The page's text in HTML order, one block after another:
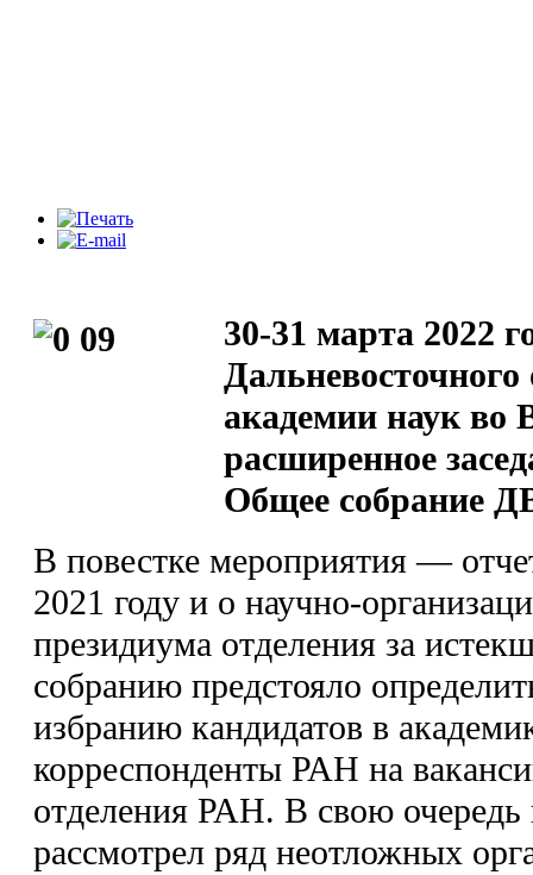
30-31 марта 2022
Дальневосточного
академии наук во
расширенное
Общее собрание
В повестке мероприятия —
2021 году и о научно-
президиума отделения за
собранию предстояло
избранию кандидатов в
корреспонденты РАН на
отделения РАН. В свою
рассмотрел ряд неотложных